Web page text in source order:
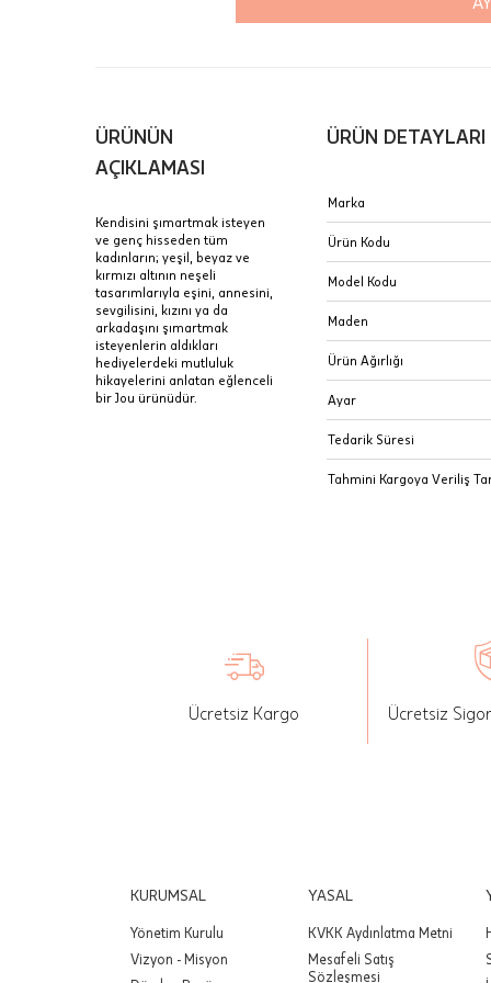
Stoklar çok
Taksit
Tek Çekim
2 Taksit
3 Taksit
E-Posta Adresi
ÜRÜNÜN
AÇIKLAMASI
Kendisini şımartmak isteyen
ve genç hisseden tüm
kadınların; yeşil, beyaz ve
kırmızı altının neşeli
tasarımlarıyla eşini, annesini,
sevgilisini, kızını ya da
arkadaşını şımartmak
isteyenlerin aldıkları
hediyelerdeki mutluluk
hikayelerini anlatan eğlenceli
bir Jou ürünüdür.
ÜRÜN DETAYLARI
Marka
Ürün Kodu
Model Kodu
Maden
Ürün Ağırlığı
Ayar
Tedarik Süresi
Tahmini Kargoya Veriliş
Ücretsiz Kargo Ücretsiz
KURUMSAL
Yönetim Kurulu
Vizyon - Misyon
YASAL
KVKK Aydınlatma Metni
Mesafeli Satış
Sözleşmesi
Sertifika
JTR |
Sipariş
İptal:
seçilen
Önemli:
Önemli: